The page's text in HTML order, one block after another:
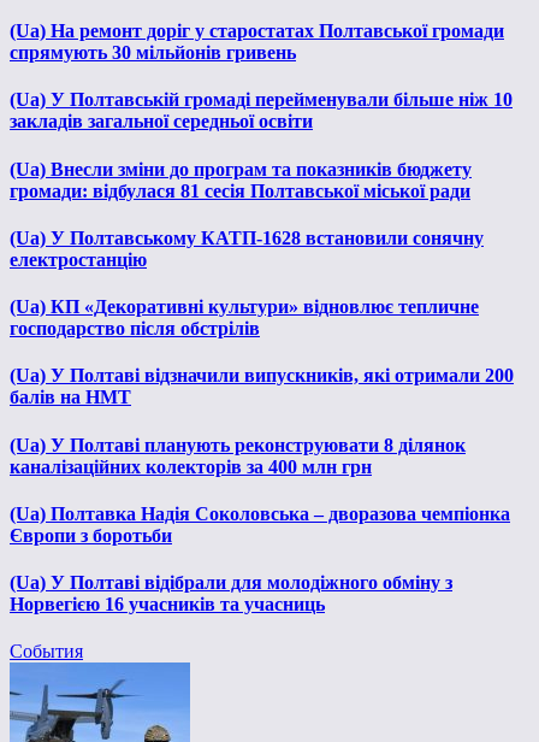
(Ua) На ремонт доріг у старостатах Полтавської громади
спрямують 30 мільйонів гривень
(Ua) У Полтавській громаді перейменували більше ніж 10
закладів загальної середньої освіти
(Ua) Внесли зміни до програм та показників бюджету
громади: відбулася 81 сесія Полтавської міської ради
(Ua) У Полтавському КАТП-1628 встановили сонячну
електростанцію
(Ua) КП «Декоративні культури» відновлює тепличне
господарство після обстрілів
(Ua) У Полтаві відзначили випускників, які отримали 200
балів на НМТ
(Ua) У Полтаві планують реконструювати 8 ділянок
каналізаційних колекторів за 400 млн грн
(Ua) Полтавка Надія Соколовська – дворазова чемпіонка
Європи з боротьби
(Ua) У Полтаві відібрали для молодіжного обміну з
Норвегією 16 учасників та учасниць
События